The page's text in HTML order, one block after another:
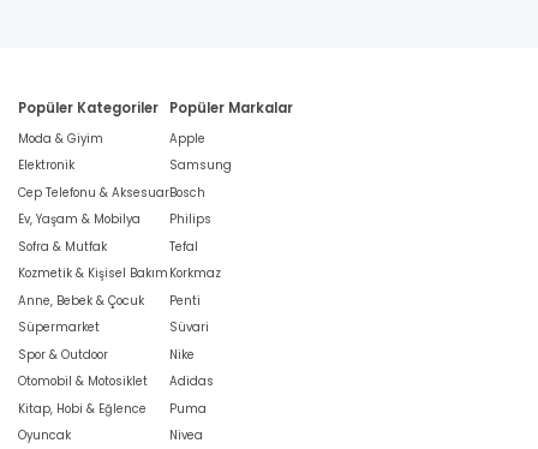
Popüler Kategoriler
Moda & Giyim
Elektronik
Cep Telefonu & Aksesuar
Ev, Yaşam & Mobilya
Sofra & Mutfak
Kozmetik & Kişisel Bakım
Anne, Bebek & Çocuk
Süpermarket
Spor & Outdoor
Otomobil & Motosiklet
Kitap, Hobi & Eğlence
Oyuncak
Popüler Markalar
Apple
Samsung
Bosch
Philips
Tefal
Korkmaz
Penti
Süvari
Nike
Adidas
Puma
Nivea